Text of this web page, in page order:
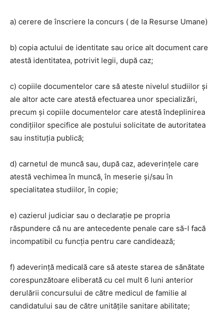
a) cerere de înscriere la concurs ( de la Resurse Umane)
b) copia actului de identitate sau orice alt document care
atestă identitatea, potrivit legii, după caz;
c) copiile documentelor care să ateste nivelul studiilor şi
ale altor acte care atestă efectuarea unor specializări,
precum şi copiile documentelor care atestă îndeplinirea
condiţiilor specifice ale postului solicitate de autoritatea
sau instituţia publică;
d) carnetul de muncă sau, după caz, adeverinţele care
atestă vechimea în muncă, în meserie şi/sau în
specialitatea studiilor, în copie;
e) cazierul judiciar sau o declaraţie pe propria
răspundere că nu are antecedente penale care să-l facă
incompatibil cu funcţia pentru care candidează;
f) adeverinţă medicală care să ateste starea de sănătate
corespunzătoare eliberată cu cel mult 6 luni anterior
derulării concursului de către medicul de familie al
candidatului sau de către unităţile sanitare abilitate;